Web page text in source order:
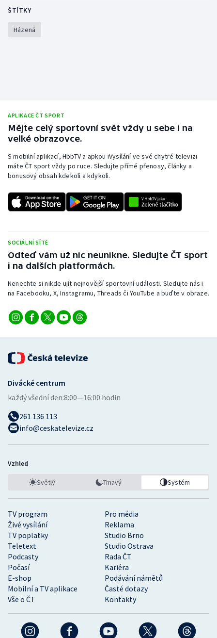
ŠTÍTKY
Házená
APLIKACE ČT SPORT
Mějte celý sportovní svět vždy u sebe i na
velké obrazovce.
S mobilní aplikací, HbbTV a apkou iVysílání ve své chytré televizi
máte ČT sport vždy po ruce. Sledujte přímé přenosy, články a
bonusový obsah kdekoli a kdykoli.
SOCIÁLNÍ SÍTĚ
Odteď vám už nic neunikne. Sledujte ČT sport
i na dalších platformách.
Nenechte si nikde ujít nejnovější sportovní události. Sledujte nás i
na Facebooku, X, Instagramu, Threads či YouTube a buďte v obraze.
TV program
Pro média
Živé vysílání
Reklama
TV poplatky
Studio Brno
Teletext
Studio Ostrava
Podcasty
Rada ČT
Počasí
Kariéra
E-shop
Podávání námětů
Mobilní a TV aplikace
Časté dotazy
Vše o ČT
Kontakty
Divácké centrum
každý všední den:8:00—16:00 hodin
261 136 113
info@ceskatelevize.cz
Vzhled
Světlý Tmavý Systém